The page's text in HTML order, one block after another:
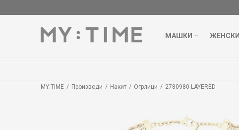
МАШКИ ЖЕНСКИ
MY:TIME Производи Накит Огрлици 2780980 LAYERED